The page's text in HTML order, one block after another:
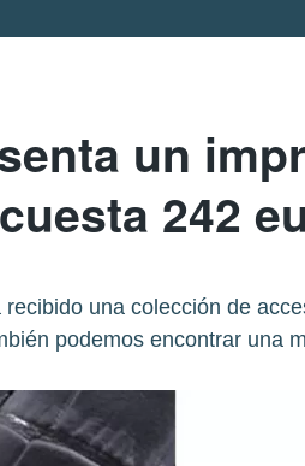
un
cuesta 242
una colección de
podemos encontrar una